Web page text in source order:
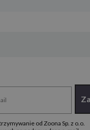
od Zoona Sp. z o.o.